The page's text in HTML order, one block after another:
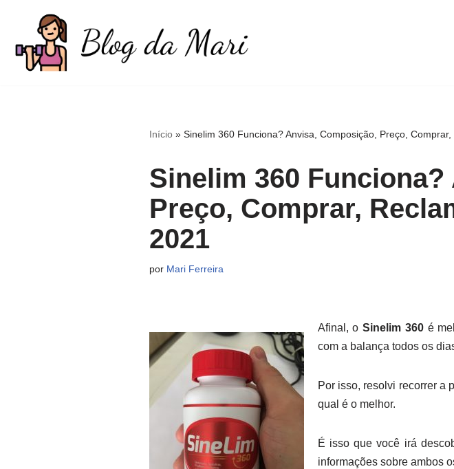
para
Início» Sinelim 360 Funciona? Anvisa, Composição, Preço,
Sinelim 360
Preço, Comprar,
2021
por Mari Ferreira
Afinal, oSinelim 360 é
com a balança todos os
Por isso, resolvi recorrer a
qual é o melhor.
É isso que você irá
informações sobre ambos